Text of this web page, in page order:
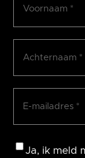
Consent
Ja, ik meld